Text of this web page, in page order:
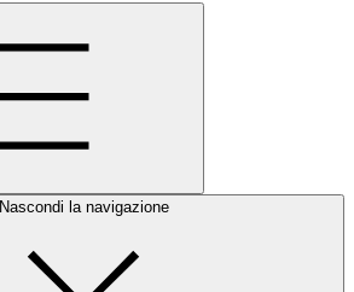
Nascondi la navigazione